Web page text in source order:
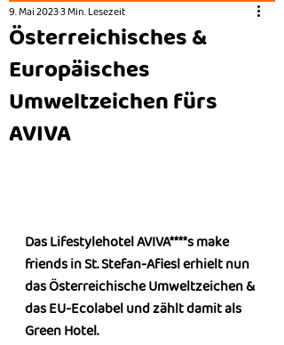
Österreichisches &
Europäisches
Umweltzeichen fürs
AVIVA
9. Mai 20233 Min. Lesezeit
Das Lifestylehotel AVIVA****s make
friends in St. Stefan-Afiesl erhielt nun
das Österreichische Umweltzeichen &
das EU-Ecolabel und zählt damit als
Green Hotel.